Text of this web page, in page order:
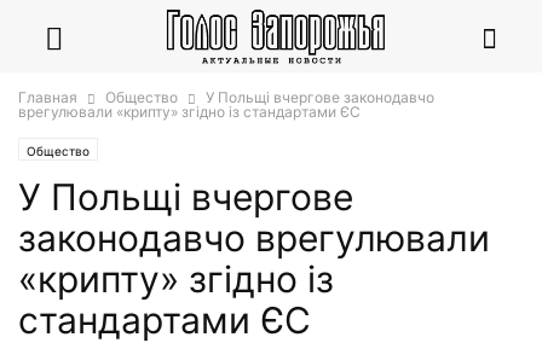
Главная Общество
У Польщі вчергове законодавчо
врегулювали «крипту» згідно із стандартами ЄС
Общество
У Польщі вчергове
законодавчо врегулювали
«крипту» згідно із
стандартами ЄС